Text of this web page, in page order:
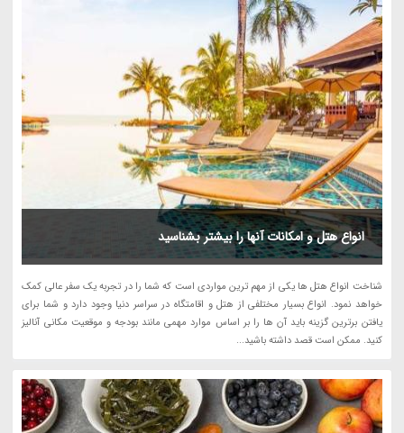
انواع هتل و امکانات آنها را بیشتر بشناسید
شناخت انواع هتل ها یکی از مهم ترین مواردی است که شما را در تجربه یک سفر عالی کمک
خواهد نمود. انواع بسیار مختلفی از هتل و اقامتگاه در سراسر دنیا وجود دارد و شما برای
یافتن برترین گزینه باید آن ها را بر اساس موارد مهمی مانند بودجه و موقعیت مکانی آنالیز
کنید. ممکن است قصد داشته باشید...